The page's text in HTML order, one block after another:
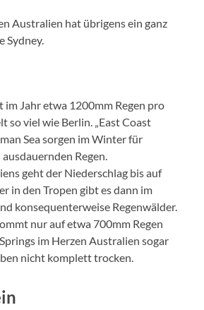
Australien hat übrigens ein ganz
Sydney.
im Jahr etwa 1200mm Regen pro
so viel wie Berlin. „East Coast
Sea sorgen im Winter für
Regen.
geht der Niederschlag bis auf
in den Tropen gibt es dann im
konsequenterweise Regenwälder.
nur auf etwa 700mm Regen
im Herzen Australien sogar
nicht komplett trocken.